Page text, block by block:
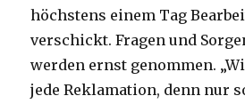
höchstens einem Tag
verschickt. Fragen und
werden ernst genommen.
jede Reklamation, denn nur